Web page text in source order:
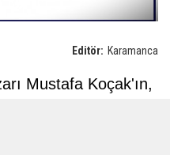
Editör: Karamanca
Mustafa Koçak'ın,